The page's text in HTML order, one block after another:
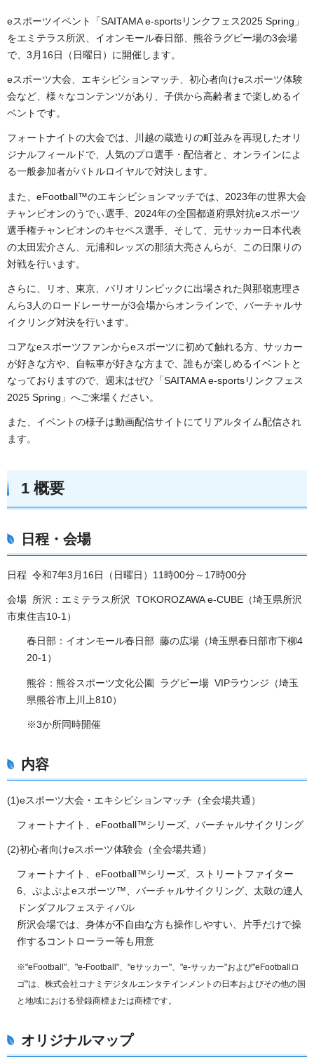
eスポーツイベント「SAITAMA e-sportsリンクフェス2025 Spring」
をエミテラス所沢、イオンモール春日部、熊谷ラグビー場の3会場
で、3月16日（日曜日）に開催します。
eスポーツ大会、エキシビションマッチ、初心者向けeスポーツ体験
会など、様々なコンテンツがあり、子供から高齢者まで楽しめるイ
ベントです。
フォートナイトの大会では、川越の蔵造りの町並みを再現したオリ
ジナルフィールドで、人気のプロ選手・配信者と、オンラインによ
る一般参加者がバトルロイヤルで対決します。
また、eFootball™のエキシビションマッチでは、2023年の世界大会
チャンピオンのうでぃ選手、2024年の全国都道府県対抗eスポーツ
選手権チャンピオンのキセペス選手、そして、元サッカー日本代表
の太田宏介さん、元浦和レッズの那須大亮さんらが、この日限りの
対戦を行います。
さらに、リオ、東京、パリオリンピックに出場された與那嶺恵理さ
んら3人のロードレーサーが3会場からオンラインで、バーチャルサ
イクリング対決を行います。
コアなeスポーツファンからeスポーツに初めて触れる方、サッカー
が好きな方や、自転車が好きな方まで、誰もが楽しめるイベントと
なっておりますので、週末はぜひ「SAITAMA e-sportsリンクフェス
2025 Spring」へご来場ください。
また、イベントの様子は動画配信サイトにてリアルタイム配信され
ます。
1 概要
日程・会場
日程 令和7年3月16日（日曜日）11時00分～17時00分
会場 所沢：エミテラス所沢 TOKOROZAWA e-CUBE（埼玉県所沢
市東住吉10-1）
春日部：イオンモール春日部 藤の広場（埼玉県春日部市下柳4
20-1）
熊谷：熊谷スポーツ文化公園 ラグビー場 VIPラウンジ（埼玉
県熊谷市上川上810）
※3か所同時開催
内容
(1)eスポーツ大会・エキシビションマッチ（全会場共通）
フォートナイト、eFootball™シリーズ、バーチャルサイクリング
(2)初心者向けeスポーツ体験会（全会場共通）
フォートナイト、eFootball™シリーズ、ストリートファイター
6、ぷよぷよeスポーツ™、バーチャルサイクリング、太鼓の達人
ドンダフルフェスティバル
所沢会場では、身体が不自由な方も操作しやすい、片手だけで操
作するコントローラー等も用意
※"eFootball"、"e-Football"、"eサッカー"、"e-サッカー"および"eFootballロ
ゴ"は、株式会社コナミデジタルエンタテインメントの日本およびその他の国
と地域における登録商標または商標です。
オリジナルマップ